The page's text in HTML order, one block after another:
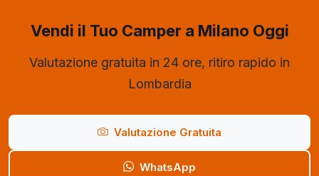
Vendi il Tuo Camper a Milano Oggi
Valutazione gratuita in 24 ore, ritiro rapido in
Lombardia
Valutazione Gratuita
WhatsApp